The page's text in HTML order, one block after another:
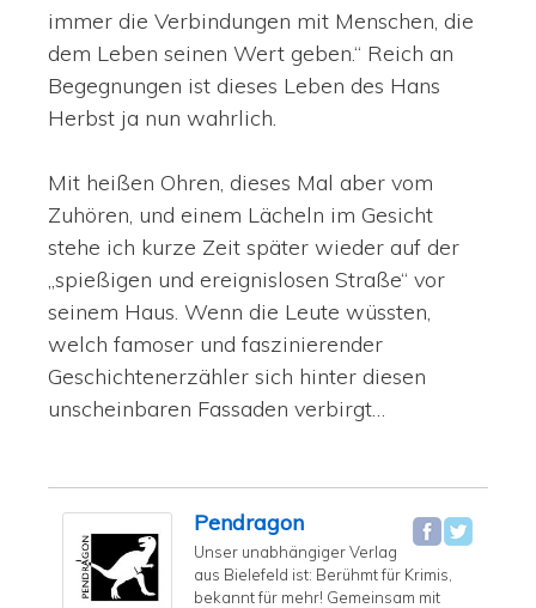
immer die Verbindungen mit Menschen, die
dem Leben seinen Wert geben.“ Reich an
Begegnungen ist dieses Leben des Hans
Herbst ja nun wahrlich.
Mit heißen Ohren, dieses Mal aber vom
Zuhören, und einem Lächeln im Gesicht
stehe ich kurze Zeit später wieder auf der
„spießigen und ereignislosen Straße“ vor
seinem Haus. Wenn die Leute wüssten,
welch famoser und faszinierender
Geschichtenerzähler sich hinter diesen
unscheinbaren Fassaden verbirgt…
Pendragon
Unser unabhängiger Verlag
aus Bielefeld ist: Berühmt für Krimis,
bekannt für mehr! Gemeinsam mit